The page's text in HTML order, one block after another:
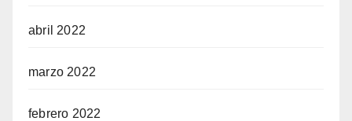
abril 2022
marzo 2022
febrero 2022